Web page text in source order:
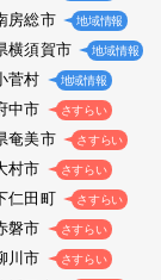
房総市 地域情報
横須賀市 地域情報
菅村 地域情報
中市 さすらい
奄美市 さすらい
村市 さすらい
仁田町 さすらい
磐市 さすらい
川市 さすらい